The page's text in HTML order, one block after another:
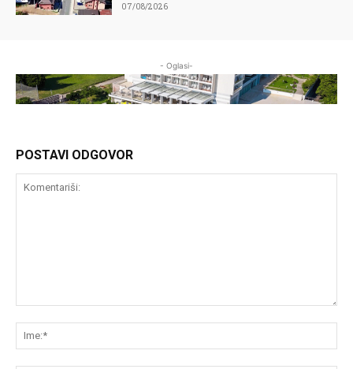
07/08/2026
- Oglasi-
POSTAVI ODGOVOR